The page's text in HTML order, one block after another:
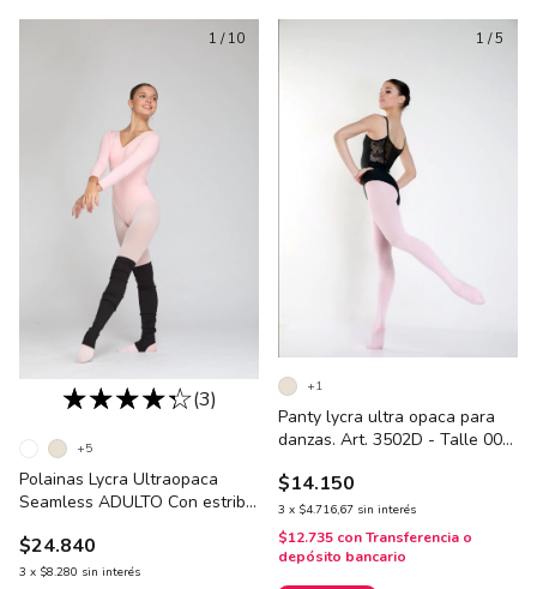
1 /10
(3)
Polainas Lycra Ultraopaca
Seamless ADULTO Con estribo.
$24.840
3 x $8.280 sin interés
+5
1 /5
Panty lycra ultra opaca para
danzas. Art. 3502D - Talle 000
$14.150
3 x $4.716,67 sin interés
$12.735 conTransferencia o
depósito bancario
+1